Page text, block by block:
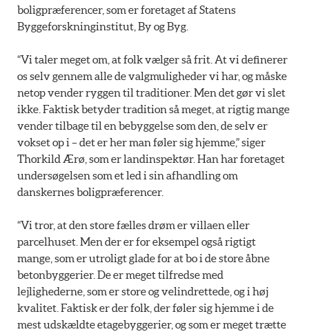
boligpræferencer, som er foretaget af Statens
Byggeforskninginstitut, By og Byg.
“Vi taler meget om, at folk vælger så frit. At vi definerer
os selv gennem alle de valgmuligheder vi har, og måske
netop vender ryggen til traditioner. Men det gør vi slet
ikke. Faktisk betyder tradition så meget, at rigtig mange
vender tilbage til en bebyggelse som den, de selv er
vokset op i – det er her man føler sig hjemme,” siger
Thorkild Ærø, som er landinspektør. Han har foretaget
undersøgelsen som et led i sin afhandling om
danskernes boligpræferencer.
“Vi tror, at den store fælles drøm er villaen eller
parcelhuset. Men der er for eksempel også rigtigt
mange, som er utroligt glade for at bo i de store åbne
betonbyggerier. De er meget tilfredse med
lejlighederne, som er store og velindrettede, og i høj
kvalitet. Faktisk er der folk, der føler sig hjemme i de
mest udskældte etagebyggerier, og som er meget trætte